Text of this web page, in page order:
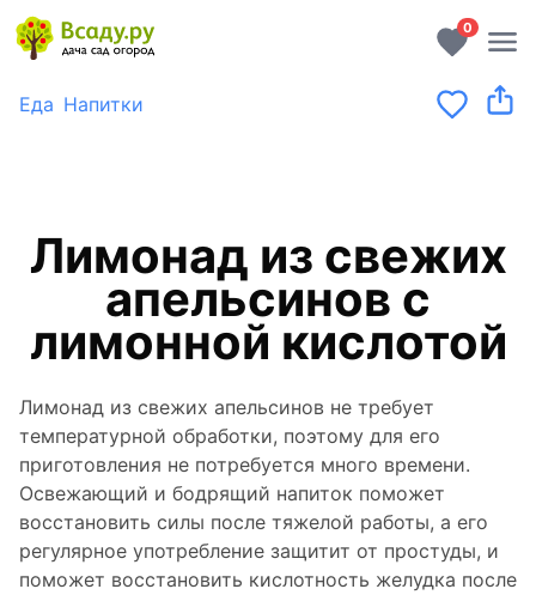
0
Еда Напитки
Лимонад из свежих
апельсинов с
лимонной кислотой
Лимонад из свежих апельсинов не требует
температурной обработки, поэтому для его
приготовления не потребуется много времени.
Освежающий и бодрящий напиток поможет
восстановить силы после тяжелой работы, а его
регулярное употребление защитит от простуды, и
поможет восстановить кислотность желудка после